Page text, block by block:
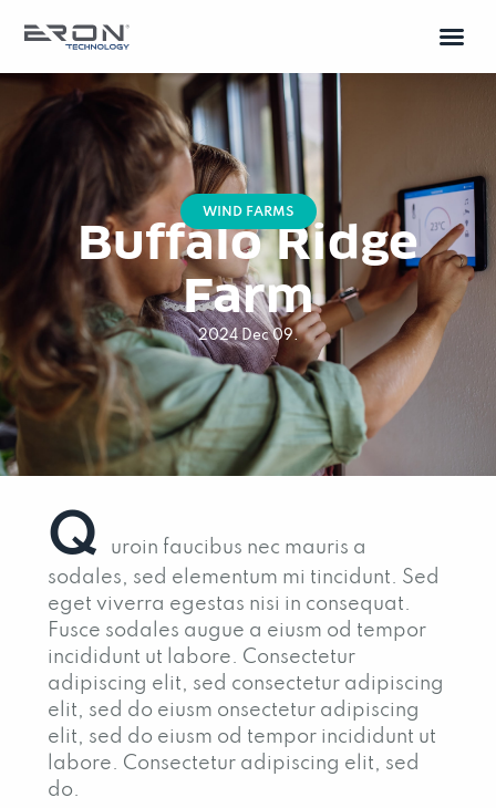
WIND FARMS
Buffalo Ridge
Farm
2024 Dec 09.
Q
uroin faucibus nec mauris a
sodales, sed elementum mi tincidunt. Sed
eget viverra egestas nisi in consequat.
Fusce sodales augue a eiusm od tempor
incididunt ut labore. Consectetur
adipiscing elit, sed consectetur adipiscing
elit, sed do eiusm onsectetur adipiscing
elit, sed do eiusm od tempor incididunt ut
labore. Consectetur adipiscing elit, sed
do.